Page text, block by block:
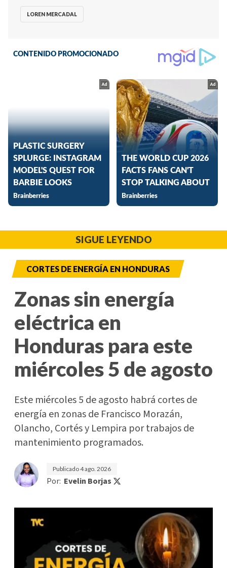
LOREN MERCADAL
SIGUE LEYENDO
CORTES DE ENERGÍA EN HONDURAS
Zonas sin energía
eléctrica en
Honduras para este
miércoles 5 de agosto
Este miércoles 5 de agosto habrá cortes de
energía en zonas de Francisco Morazán,
Olancho, Cortés y Lempira por trabajos de
mantenimiento programados.
Publicado4 ago. 2026
Por: Evelin Borjas